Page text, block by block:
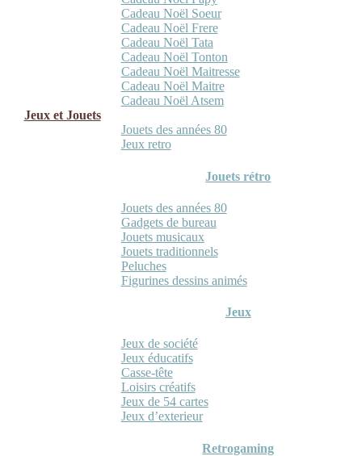
Cadeau Noël Soeur
Cadeau Noël Frere
Cadeau Noël Tata
Cadeau Noël Tonton
Cadeau Noël Maitresse
Cadeau Noël Maitre
Cadeau Noël Atsem
Jeux et Jouets
Jouets des années 80
Jeux retro
Jouets rétro
Jouets des années 80
Gadgets de bureau
Jouets musicaux
Jouets traditionnels
Peluches
Figurines dessins animés
Jeux
Jeux de société
Jeux éducatifs
Casse-tête
Loisirs créatifs
Jeux de 54 cartes
Jeux d’exterieur
Retrogaming